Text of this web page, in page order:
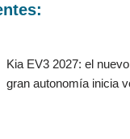
Kia EV3 2027: el
gran autonomía inicia